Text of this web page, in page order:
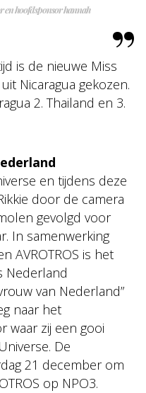
hoofdsponsor hannah
is de nieuwe Miss
Nicaragua gekozen.
2. Thailand en 3.
en tijdens deze
door de camera
gevolgd voor
In samenwerking
AVROTROS is het
Nederland
van Nederland”
naar het
waar zij een gooi
De
21 december om
op NPO3.